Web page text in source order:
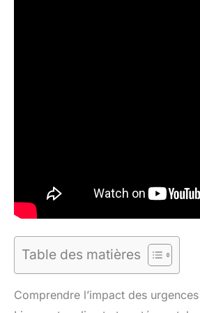
Table des matières
Comprendre l’impact des